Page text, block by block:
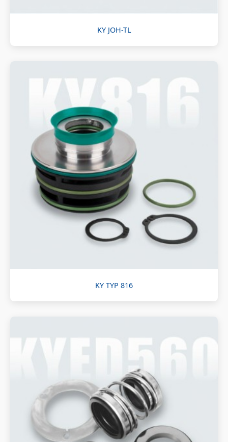
KY JOH-TL
KY TYP 816